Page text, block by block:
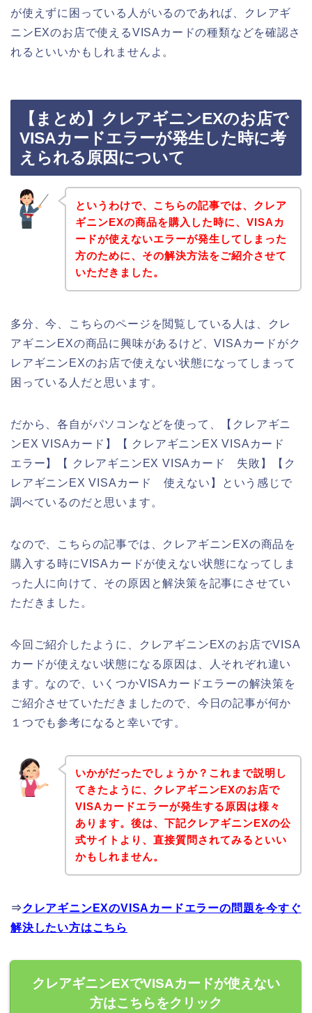
が使えずに困っている人がいるのであれば、クレアギ
ニンEXのお店で使えるVISAカードの種類などを確認さ
れるといいかもしれませんよ。
【まとめ】クレアギニンEXのお店で
VISAカードエラーが発生した時に考
えられる原因について
というわけで、こちらの記事では、クレア
ギニンEXの商品を購入した時に、VISAカ
ードが使えないエラーが発生してしまった
方のために、その解決方法をご紹介させて
いただきました。
多分、今、こちらのページを閲覧している人は、クレ
アギニンEXの商品に興味があるけど、VISAカードがク
レアギニンEXのお店で使えない状態になってしまって
困っている人だと思います。
だから、各自がパソコンなどを使って、【クレアギニ
ンEX VISAカード】【 クレアギニンEX VISAカード
エラー】【 クレアギニンEX VISAカード 失敗】【ク
レアギニンEX VISAカード 使えない】という感じで
調べているのだと思います。
なので、こちらの記事では、クレアギニンEXの商品を
購入する時にVISAカードが使えない状態になってしま
った人に向けて、その原因と解決策を記事にさせてい
ただきました。
今回ご紹介したように、クレアギニンEXのお店でVISA
カードが使えない状態になる原因は、人それぞれ違い
ます。なので、いくつかVISAカードエラーの解決策を
ご紹介させていただきましたので、今日の記事が何か
１つでも参考になると幸いです。
いかがだったでしょうか？これまで説明し
てきたように、クレアギニンEXのお店で
VISAカードエラーが発生する原因は様々
あります。後は、下記クレアギニンEXの公
式サイトより、直接質問されてみるといい
かもしれません。
⇒クレアギニンEXのVISAカードエラーの問題を今すぐ
解決したい方はこちら
クレアギニンEXでVISAカードが使えない
方はこちらをクリック